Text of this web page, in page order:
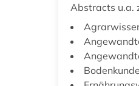
Abstracts u.a.
Bodenkunde